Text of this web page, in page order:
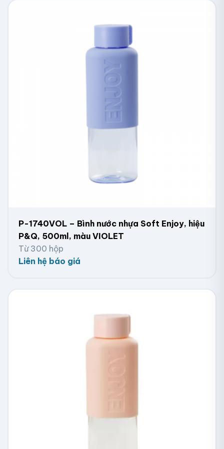
P-1740VOL – Bình nước nhựa Soft Enjoy, hiệu
P&Q, 500ml, màu VIOLET
Từ 300 hộp
Liên hệ báo giá